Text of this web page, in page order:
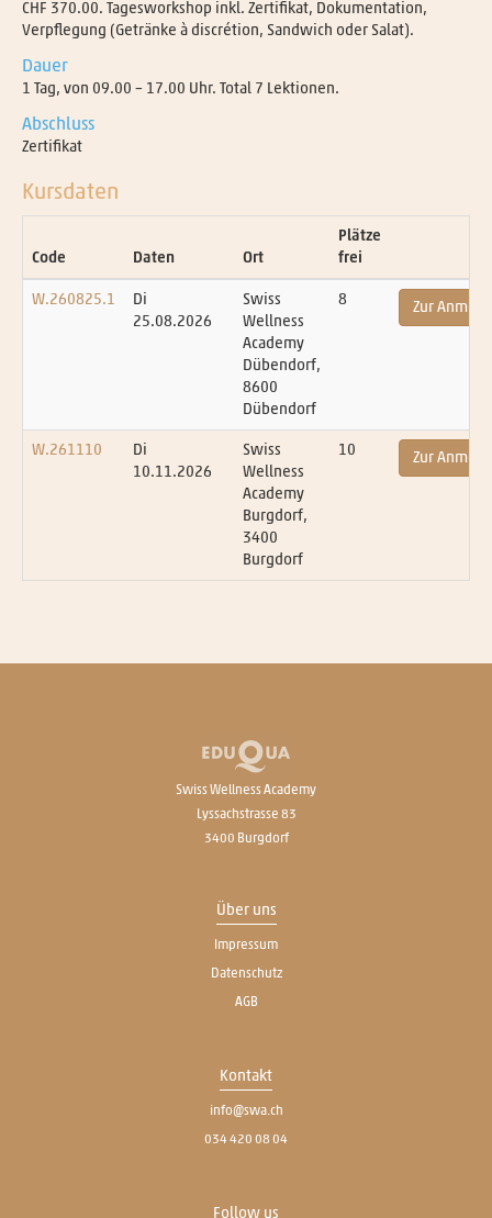
CHF 370.00. Tagesworkshop inkl. Zertifikat, Dokumentation,
Verpflegung (Getränke à discrétion, Sandwich oder Salat).
Dauer
1 Tag, von 09.00 – 17.00 Uhr. Total 7 Lektionen.
Abschluss
Zertifikat
Kursdaten
Code Daten Ort
Plätze
frei
W.260825.1
Di
25.08.2026
Swiss
Wellness
Academy
Dübendorf,
8600
Dübendorf
8 Zur
W.261110
Di
10.11.2026
Swiss
Wellness
Academy
Burgdorf,
3400
Burgdorf
10 Zur
Swiss Wellness Academy
Lyssachstrasse 83
3400 Burgdorf
Über uns
Impressum
Datenschutz
AGB
Kontakt
info@swa.ch
034 420 08 04
Follow us